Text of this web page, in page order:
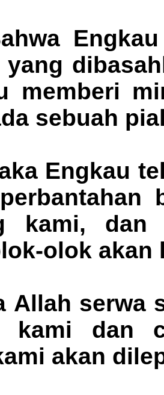
memberi
sebuah
Engkau
kami, dan
olok akan
Allah serwa
kami dan
akan